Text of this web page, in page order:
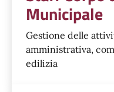
Municipale
Gestione delle
amministrativa,
edilizia